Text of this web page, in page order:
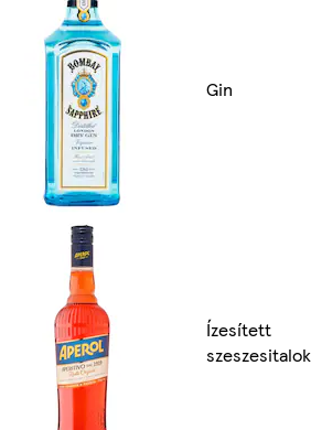
Gin
Ízesített
szeszesitalok